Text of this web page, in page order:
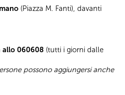
(Piazza M. Fanti), davanti
allo 060608 (tutti i giorni dalle
possono aggiungersi anche